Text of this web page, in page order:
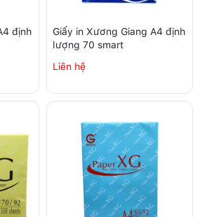
định
Giấy in Xương Giang A4 định
lượng 70 smart
Liên hệ